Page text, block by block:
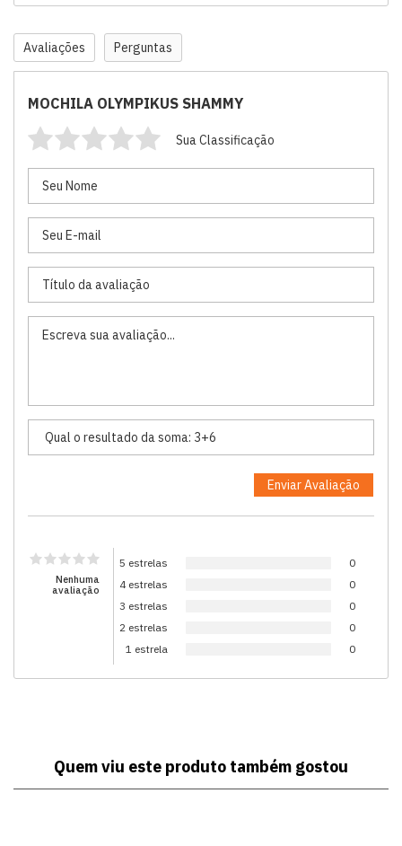
Avaliações Perguntas
MOCHILA OLYMPIKUS SHAMMY
Sua Classificação
Nenhuma
avaliação
5 estrelas
0
4 estrelas
0
3 estrelas
0
2 estrelas
0
1 estrela
0
Quem viu este produto também gostou